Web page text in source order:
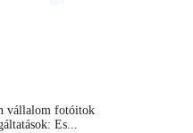
vállalom fotóitok
Es...